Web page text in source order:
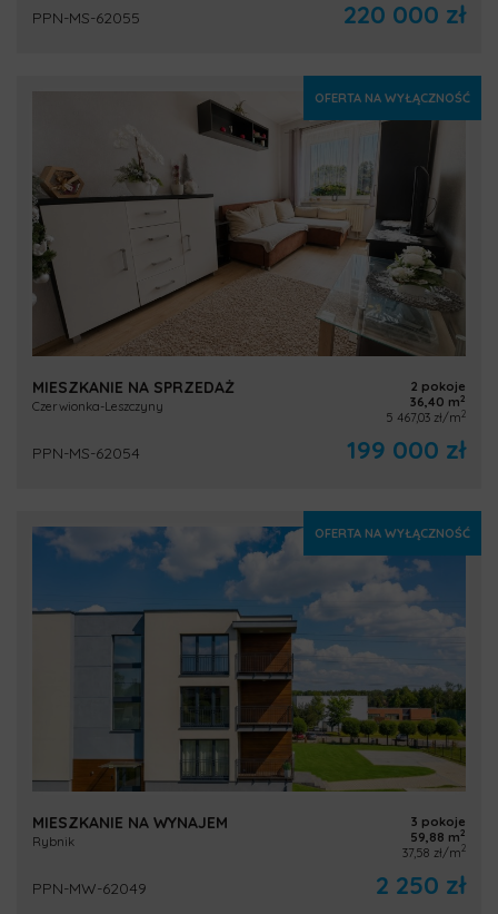
PPN-MS-62055 220 000 zł
OFERTA NA WYŁĄCZNOŚĆ
MIESZKANIE NA SPRZEDAŻ
Czerwionka-Leszczyny
2 pokoje
36,40 m2
5 467,03 zł/m 2
PPN-MS-62054 199 000 zł
OFERTA NA WYŁĄCZNOŚĆ
MIESZKANIE NA WYNAJEM
Rybnik
3 pokoje
59,88 m2
37,58 zł/m2
PPN-MW-62049 2 250 zł